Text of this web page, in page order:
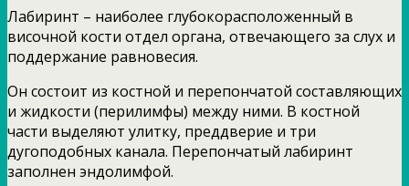
Лабиринт – наиболее глубокорасположенный в
височной кости отдел органа, отвечающего за слух и
поддержание равновесия.
Он состоит из костной и перепончатой составляющих
и жидкости (перилимфы) между ними. В костной
части выделяют улитку, преддверие и три
дугоподобных канала. Перепончатый лабиринт
заполнен эндолимфой.